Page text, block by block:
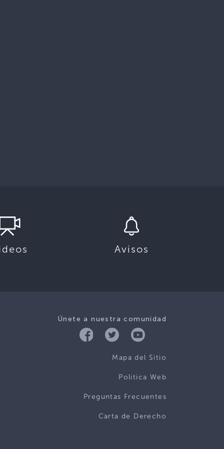
Avisos
Únete a nuestra comunidad
Mapa del Sitio
Politica Web
Preguntas Frecuentes
Carta de Derecho